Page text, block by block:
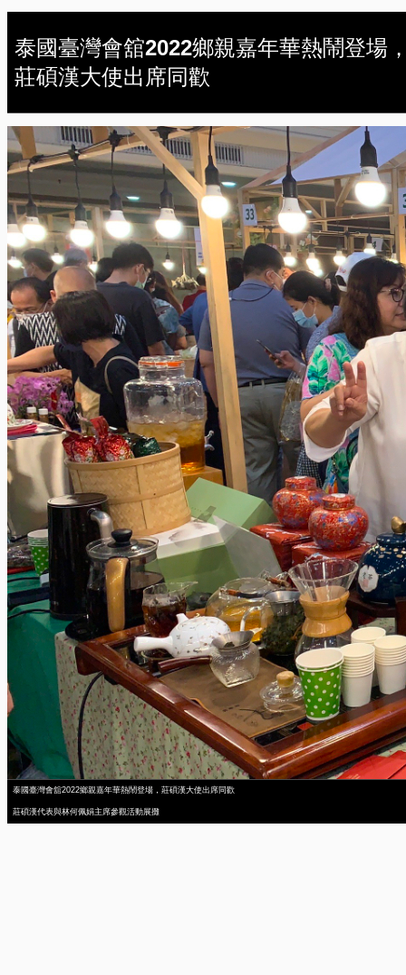
泰國臺灣會舘2022鄉親嘉年華熱鬧登場
莊碩漢大使出席同歡
泰國臺灣會舘2022鄉親嘉年華熱鬧登場，莊碩漢大使出席同歡
莊碩漢代表與林何佩娟主席參觀活動展攤